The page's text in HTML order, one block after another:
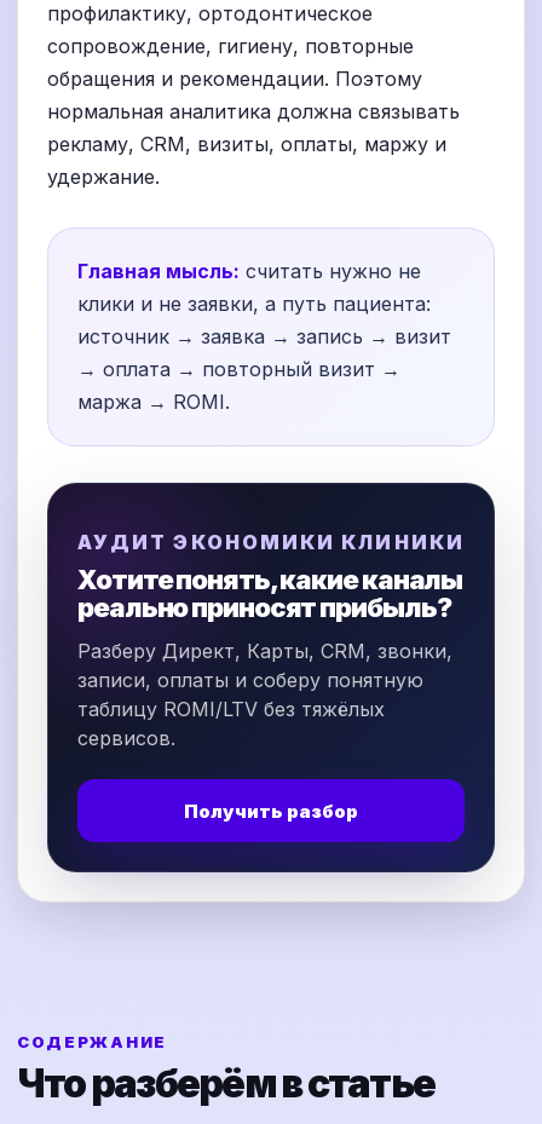
профилактику, ортодонтическое
сопровождение, гигиену, повторные
обращения и рекомендации. Поэтому
нормальная аналитика должна связывать
рекламу, CRM, визиты, оплаты, маржу и
удержание.
Главная мысль: считать нужно не
клики и не заявки, а путь пациента:
источник → заявка → запись → визит
→ оплата → повторный визит →
маржа → ROMI.
АУДИТ ЭКОНОМИКИ КЛИНИКИ
Хотите понять, какие каналы
реально приносят прибыль?
Разберу Директ, Карты, CRM, звонки,
записи, оплаты и соберу понятную
таблицу ROMI/LTV без тяжёлых
сервисов.
Получить разбор
СОДЕРЖАНИЕ
Что разберём в статье